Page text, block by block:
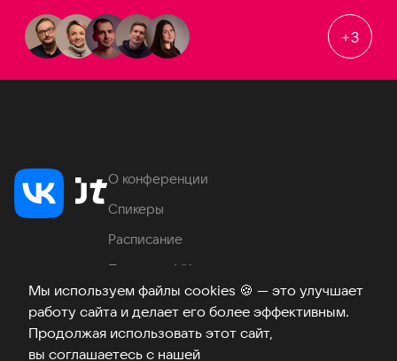
Мы используем файлы cookies 🍪 — это улучшает
работу сайта и делает его более эффективным.
Продолжая использовать этот сайт,
вы соглашаетесь с нашей
+3
О конференции
Спикеры
Расписание
Продукты VK
Место проведения
Часто задаваемые вопросы